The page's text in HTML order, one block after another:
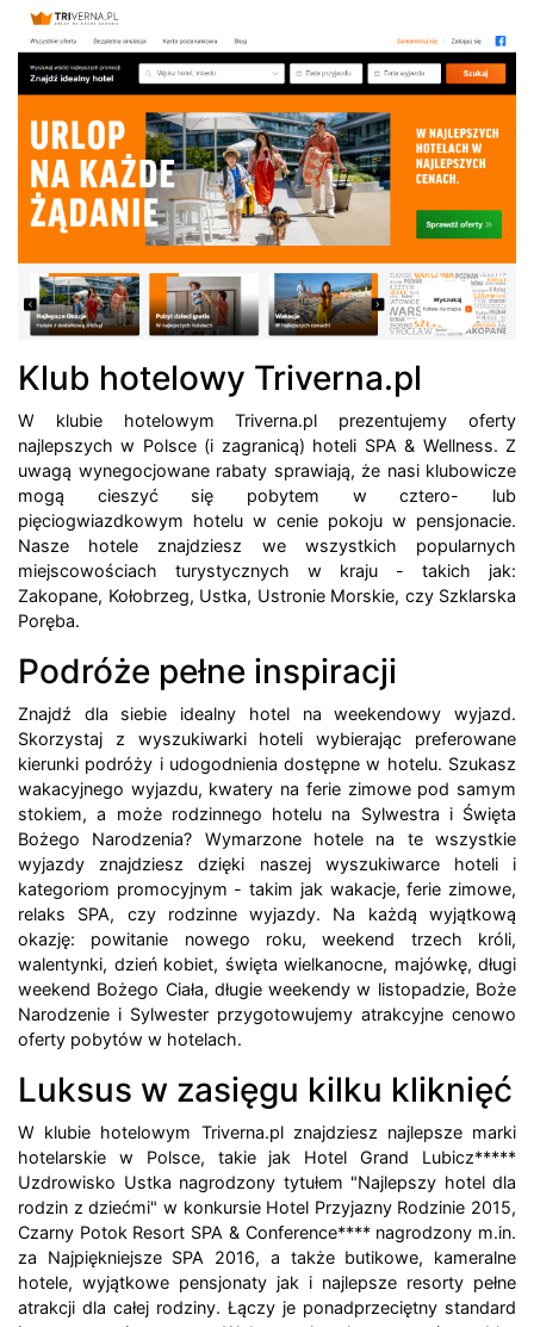
Klub hotelowy Triverna.pl
W klubie hotelowym Triverna.pl prezentujemy oferty
najlepszych w Polsce (i zagranicą) hoteli SPA & Wellness. Z
uwagą wynegocjowane rabaty sprawiają, że nasi klubowicze
mogą cieszyć się pobytem w cztero- lub
pięciogwiazdkowym hotelu w cenie pokoju w pensjonacie.
Nasze hotele znajdziesz we wszystkich popularnych
miejscowościach turystycznych w kraju - takich jak:
Zakopane, Kołobrzeg, Ustka, Ustronie Morskie, czy Szklarska
Poręba.
Podróże pełne inspiracji
Znajdź dla siebie idealny hotel na weekendowy wyjazd.
Skorzystaj z wyszukiwarki hoteli wybierając preferowane
kierunki podróży i udogodnienia dostępne w hotelu. Szukasz
wakacyjnego wyjazdu, kwatery na ferie zimowe pod samym
stokiem, a może rodzinnego hotelu na Sylwestra i Święta
Bożego Narodzenia? Wymarzone hotele na te wszystkie
wyjazdy znajdziesz dzięki naszej wyszukiwarce hoteli i
kategoriom promocyjnym - takim jak wakacje, ferie zimowe,
relaks SPA, czy rodzinne wyjazdy. Na każdą wyjątkową
okazję: powitanie nowego roku, weekend trzech króli,
walentynki, dzień kobiet, święta wielkanocne, majówkę, długi
weekend Bożego Ciała, długie weekendy w listopadzie, Boże
Narodzenie i Sylwester przygotowujemy atrakcyjne cenowo
oferty pobytów w hotelach.
Luksus w zasięgu kilku kliknięć
W klubie hotelowym Triverna.pl znajdziesz najlepsze marki
hotelarskie w Polsce, takie jak Hotel Grand Lubicz*****
Uzdrowisko Ustka nagrodzony tytułem "Najlepszy hotel dla
rodzin z dziećmi" w konkursie Hotel Przyjazny Rodzinie 2015,
Czarny Potok Resort SPA & Conference**** nagrodzony m.in.
za Najpiękniejsze SPA 2016, a także butikowe, kameralne
hotele, wyjątkowe pensjonaty jak i najlepsze resorty pełne
atrakcji dla całej rodziny. Łączy je ponadprzeciętny standard